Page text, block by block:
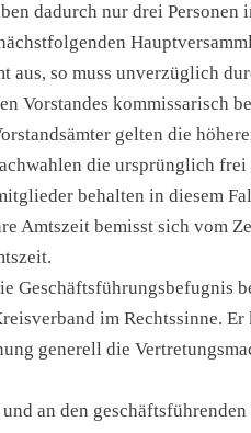
dadurch nur drei Per­so­nen
aus, so muss unver­züg­lich
Vor­stan­des kom­mis­sa­risch
gel­ten die
die ursprüng­lich
behal­ten in die­sem
Amts­zeit bemisst sich vom
Geschäfts­füh­rungs­be­fug­nis
im Rechts­sin­ne.
gene­rell die
an den geschäfts­füh­ren­den